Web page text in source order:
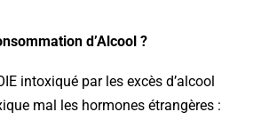
d’Alcool ?
intoxiqué par les excès d’alcool
mal les hormones étrangères :